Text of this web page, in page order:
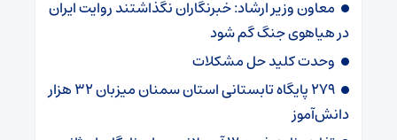
معاون وزیر ارشاد: خبرنگاران نگذاشتند روایت ایران
در هیاهوی جنگ گم شود
وحدت کلید حل مشکلات
۲۷۹ پایگاه تابستانی استان سمنان میزبان ۳۲ هزار
دانش‌آموز